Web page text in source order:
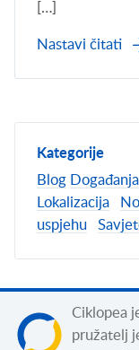
[…]
Nastavi čitati
Kategorije
Blog
Događanja
Lokalizacija
uspjehu
Ciklopea
pružatelj